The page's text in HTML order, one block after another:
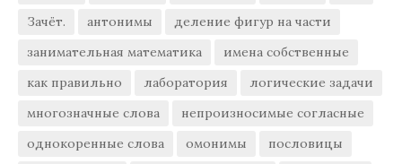
Зачёт.
антонимы
деление фигур на части
занимательная математика
имена собственные
как правильно
лаборатория
логические задачи
многозначные слова
непроизносимые согласные
однокоренные слова
омонимы
пословицы